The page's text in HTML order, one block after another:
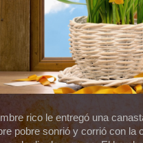
rico le entregó una
pobre sonrió y corrió con la